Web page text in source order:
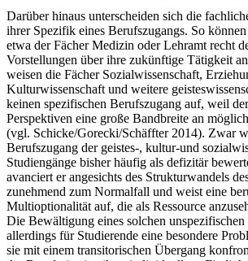
Darüber hinaus unterscheiden sich die
ihrer Spezifik eines Berufszugangs. So
etwa der Fächer Medizin oder Lehramt recht
Vorstellungen über ihre zukünftige Tätigkeit
weisen die Fächer Sozialwissenschaft,
Kulturwissenschaft und weitere
keinen spezifischen Berufszugang auf, weil
Perspektiven eine große Bandbreite an
(vgl. Schicke/Gorecki/Schäffter 2014). Zwar
Berufszugang der geistes-, kultur-und
Studiengänge bisher häufig als defizitär
avanciert er angesichts des Strukturwandels
zunehmend zum Normalfall und weist eine
Multioptionalität auf, die als Ressource
Die Bewältigung eines solchen
allerdings für Studierende eine besondere
sie mit einem transitorischen Übergang